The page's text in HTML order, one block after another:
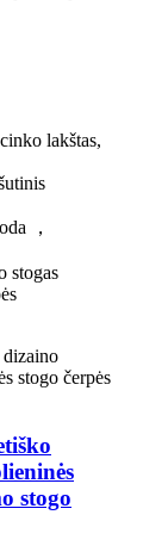
lakštas,
，
stogas
stogo